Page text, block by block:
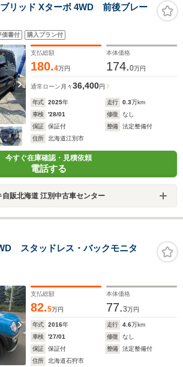
リッド Xターボ 4WD 前後ブレー
価書付 購入プラン付
支払総額
180.4万円
本体価格
174.0万円
通常ローン 月々36,400円
年式 2025年 走行 0.3万km
車検
'28/01 修復
なし
保証
保証付 整備
法定整備付
住所
北海道江別市
今すぐ在庫確認・見積依頼
電話する
自販北海道 江別中古車センター
スタッドレス・バックモニタ
支払総額
82.5万円
本体価格
77.3万円
年式 2016年 走行 4.6万km
車検
'27/01 修復
なし
保証
保証付 整備
法定整備付
住所
北海道石狩市